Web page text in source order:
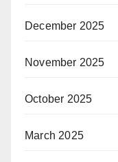
December 2025
November 2025
October 2025
March 2025